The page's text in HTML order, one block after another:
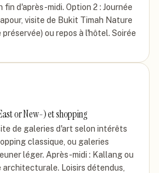
d'après-midi. Option 2 : Journée
visite de Bukit Timah Nature
ou repos à l'hôtel. Soirée
or New-) et shopping
de galeries d'art selon intérêts
classique, ou galeries
léger. Après-midi : Kallang ou
architecturale. Loisirs détendus,